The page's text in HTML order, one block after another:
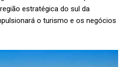
estratégica do sul da
o turismo e os negócios